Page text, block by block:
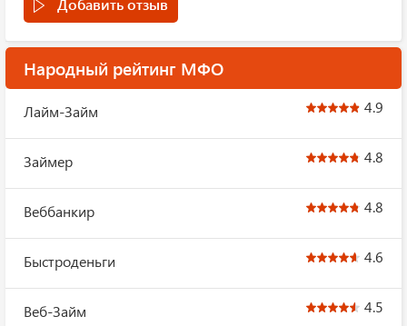
Добавить отзыв
Народный рейтинг МФО
Лайм-Займ 4.9
Займер 4.8
Веббанкир 4.8
Быстроденьги 4.6
Веб-Займ 4.5